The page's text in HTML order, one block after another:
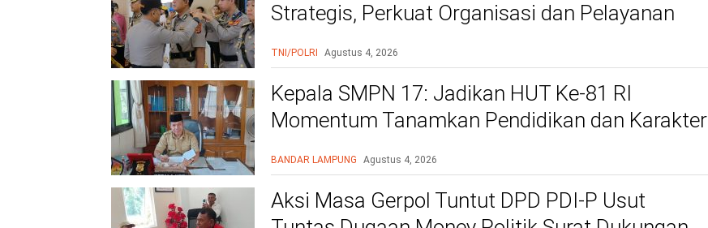
Strategis, Perkuat Organisasi dan Pelayanan
TNI/POLRI Agustus 4, 2026
Kepala SMPN 17: Jadikan HUT Ke-81 RI
Momentum Tanamkan Pendidikan dan Karakter
BANDAR LAMPUNG Agustus 4, 2026
Aksi Masa Gerpol Tuntut DPD PDI-P Usut